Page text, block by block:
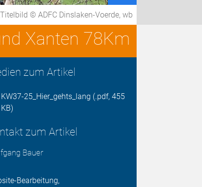
© ADFC Dinslaken-Voerde, wb
Xanten 78Km
zum Artikel
KW37-25_Hier_gehts_lang (.pdf, 455
KB)
zum Artikel
Bauer
Bearbeitung,